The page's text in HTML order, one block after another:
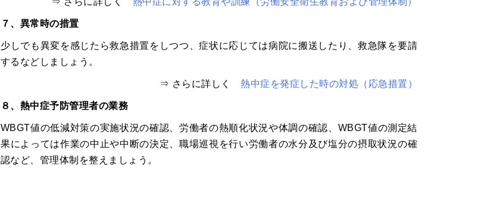
７、異常時の措置
少しでも異変を感じたら救急措置をしつつ、症状に応じては病院に搬送したり、救急隊を要請
するなどしましょう。
⇒ さらに詳しく熱中症を発症した時の対処（応急措置）
８、熱中症予防管理者の業務
WBGT値の低減対策の実施状況の確認、労働者の熱順化状況や体調の確認、WBGT値の測定結
果によっては作業の中止や中断の決定、職場巡視を行い労働者の水分及び塩分の摂取状況の確
認など、管理体制を整えましょう。